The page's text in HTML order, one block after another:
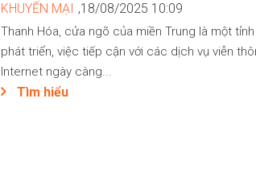
KHUYẾN MẠI ,18/08/2025 10:09
Thanh Hóa, cửa ngõ của miền Trung là một
phát triển, việc tiếp cận với các dịch vụ viễn
Internet ngày càng...
Tìm hiểu